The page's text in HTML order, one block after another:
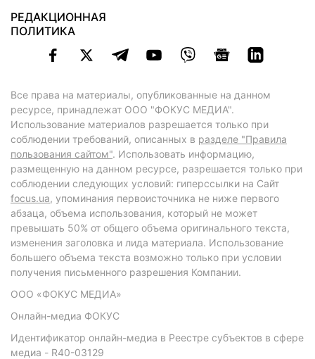
РЕДАКЦИОННАЯ
ПОЛИТИКА
Все права на материалы, опубликованные на данном
ресурсе, принадлежат ООО "ФОКУС МЕДИА".
Использование материалов разрешается только при
соблюдении требований, описанных в разделе "Правила
пользования сайтом". Использовать информацию,
размещенную на данном ресурсе, разрешается только при
соблюдении следующих условий: гиперссылки на Сайт
focus.ua, упоминания первоисточника не ниже первого
абзаца, объема использования, который не может
превышать 50% от общего объема оригинального текста,
изменения заголовка и лида материала. Использование
большего объема текста возможно только при условии
получения письменного разрешения Компании.
ООО «ФОКУС МЕДИА»
Онлайн-медиа ФОКУС
Идентификатор онлайн-медиа в Реестре субъектов в сфере
медиа - R40-03129